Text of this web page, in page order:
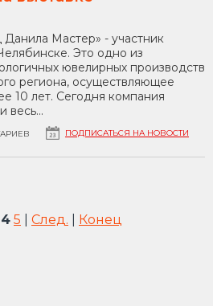
Мастер» - участник
Это одно из
ювелирных производств
региона, осуществляющее
10 лет. Сегодня компания
весь...
ПОДПИСАТЬСЯ НА НОВОСТИ
4 5 След. Конец